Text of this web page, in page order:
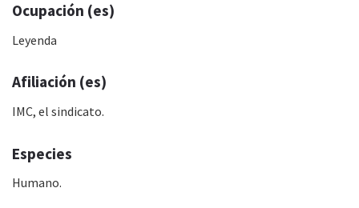
Ocupación (es)
Leyenda
Afiliación (es)
IMC, el sindicato.
Especies
Humano.